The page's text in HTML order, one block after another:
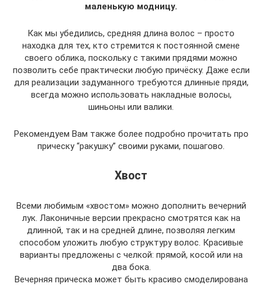
маленькую модницу.
Как мы убедились, средняя длина волос – просто
находка для тех, кто стремится к постоянной смене
своего облика, поскольку с такими прядями можно
позволить себе практически любую причёску. Даже если
для реализации задуманного требуются длинные пряди,
всегда можно использовать накладные волосы,
шиньоны или валики.
Рекомендуем Вам также более подробно прочитать про
прическу “ракушку” своими руками, пошагово.
Хвост
Всеми любимым «хвостом» можно дополнить вечерний
лук. Лаконичные версии прекрасно смотрятся как на
длинной, так и на средней длине, позволяя легким
способом уложить любую структуру волос. Красивые
варианты предложены с челкой: прямой, косой или на
два бока.
Вечерняя прическа может быть красиво смоделирована